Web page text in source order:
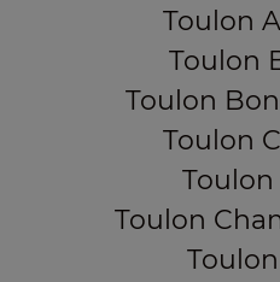
Toulon
Toulon
Toulon
Toulon
Toulon